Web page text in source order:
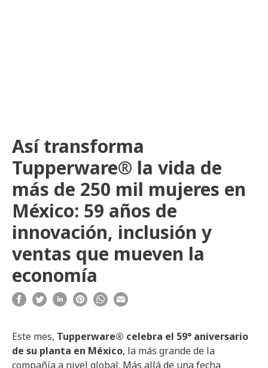
Así transforma
Tupperware® la vida de
más de 250 mil mujeres en
México: 59 años de
innovación, inclusión y
ventas que mueven la
economía
Este mes, Tupperware® celebra el 59° aniversario
de su planta en México, la más grande de la
compañía a nivel global. Más allá de una fecha